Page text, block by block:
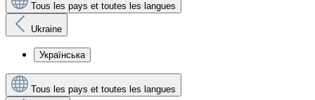
Tous les pays et toutes les langues
Ukraine
Українська
Tous les pays et toutes les langues